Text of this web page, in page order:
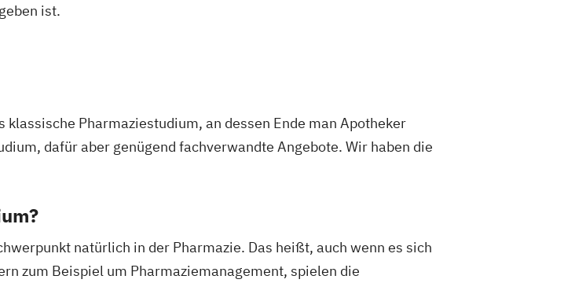
ist.
Pharmaziestudium, an dessen Ende man Apotheker
dafür aber genügend fachverwandte Angebote. Wir haben die
natürlich in der Pharmazie. Das heißt, auch wenn es sich
zum Beispiel um Pharmaziemanagement, spielen die